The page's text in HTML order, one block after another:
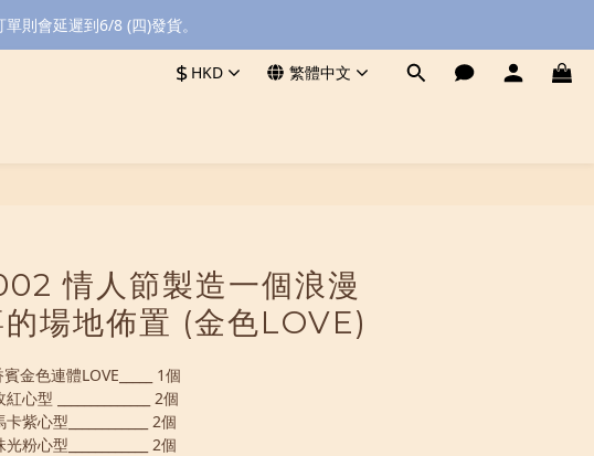
則會延遲到6/8 (四)發貨。
$ HKD 繁體中文
情人節製造一個浪漫
場地佈置 (金色LOVE)
金色連體LOVE_____ 1個
心型 ______________ 2個
紫心型____________ 2個
粉心型____________ 2個